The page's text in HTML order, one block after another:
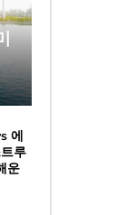
에
루
운